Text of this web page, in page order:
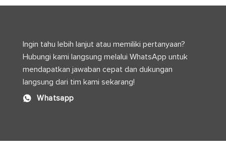
Produksi
Ingin tahu lebih lanjut atau memiliki pertanyaan?
Hubungi kami langsung melalui WhatsApp untuk
mendapatkan jawaban cepat dan dukungan
langsung dari tim kami sekarang!
Whatsapp